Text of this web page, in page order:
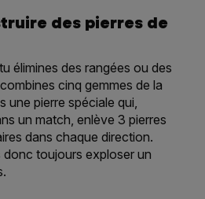
des pierres de
élimines des rangées ou des
cinq gemmes de la
une pierre spéciale qui,
un match, enlève 3 pierres
dans chaque direction.
toujours exploser un